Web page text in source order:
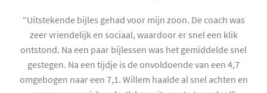
“Uitstekende bijles gehad voor mijn zoon. De coach was
zeer vriendelijk en sociaal, waardoor er snel een klik
ontstond. Na een paar bijlessen was het gemiddelde snel
gestegen. Na een tijdje is de onvoldoende van een 4,7
omgebogen naar een 7,1. Willem haalde al snel achten en